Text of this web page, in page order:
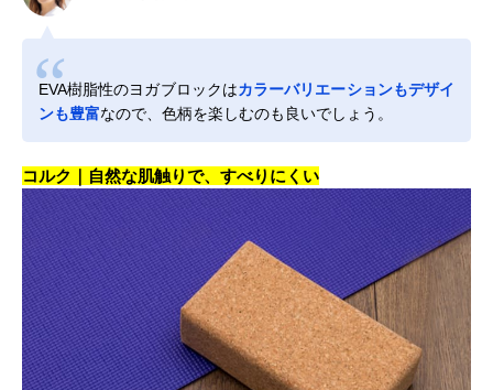
EVA樹脂性のヨガブロックはカラーバリエーションもデザイ
ンも豊富なので、色柄を楽しむのも良いでしょう。
コルク｜自然な肌触りで、すべりにくい